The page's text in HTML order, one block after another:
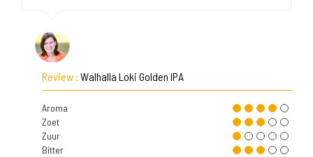
Review : Walhalla Loki Golden IPA
Aroma
Zoet
Zuur
Bitter